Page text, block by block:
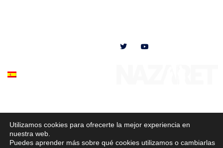
© 2020 Misioneras Nazaret. Todos los derechos reservados
Política de Privacidad–Política de Cookies–Aviso Legal
Utilizamos cookies para ofrecerte la mejor experiencia en
nuestra web.
Puedes aprender más sobre qué cookies utilizamos o cambiarlas